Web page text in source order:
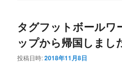
タグフットボールワ
ップから帰国しまし
投稿日時:2018年11月8日